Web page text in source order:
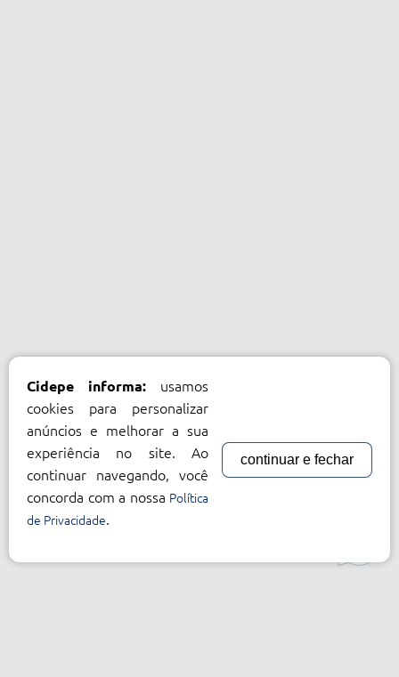
Cidepe informa: usamos
cookies para personalizar
anúncios e melhorar a sua
experiência no site. Ao
continuar navegando, você
concorda com a nossa Política
de Privacidade.
continuar e fechar